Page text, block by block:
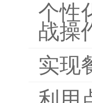
个性
战操
实现